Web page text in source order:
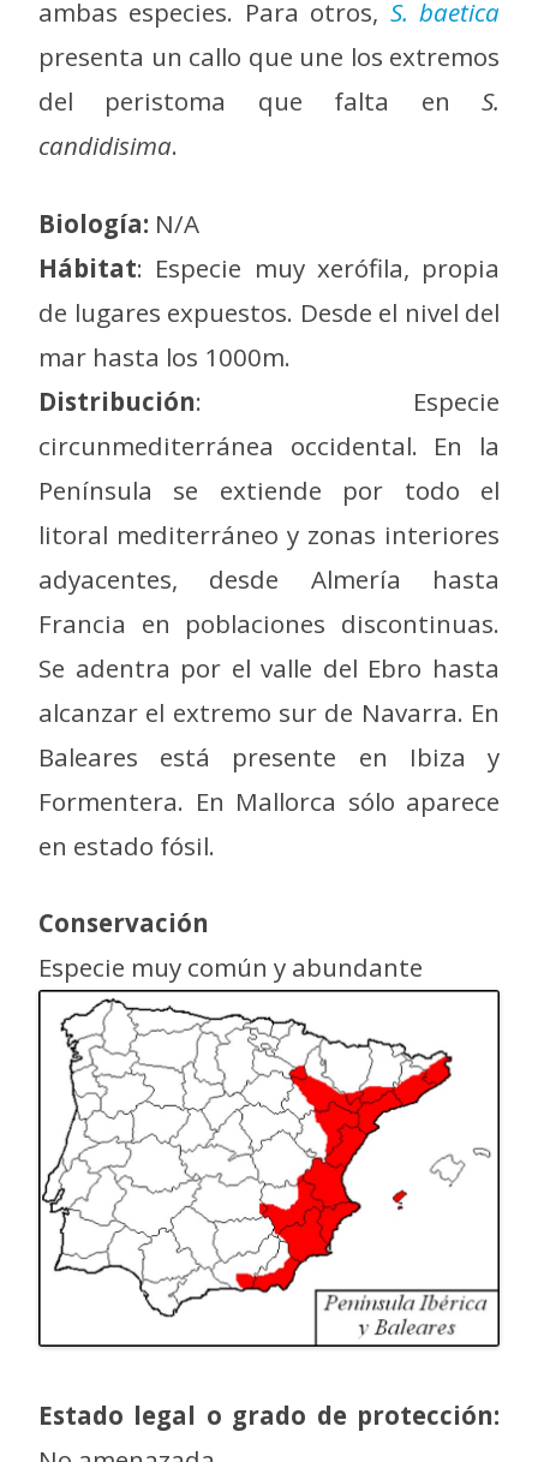
ambas especies. Para otros, S. baetica
presenta un callo que une los extremos
del peristoma que falta en S.
candidisima.
Biología: N/A
Hábitat: Especie muy xerófila, propia
de lugares expuestos. Desde el nivel del
mar hasta los 1000m.
Distribución: Especie
circunmediterránea occidental. En la
Península se extiende por todo el
litoral mediterráneo y zonas interiores
adyacentes, desde Almería hasta
Francia en poblaciones discontinuas.
Se adentra por el valle del Ebro hasta
alcanzar el extremo sur de Navarra. En
Baleares está presente en Ibiza y
Formentera. En Mallorca sólo aparece
en estado fósil.
Conservación
Especie muy común y abundante
Estado legal o grado de protección: